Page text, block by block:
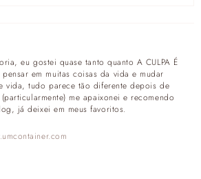
eu gostei quase tanto quanto A CULPA É
pensar em muitas coisas da vida e mudar
vida, tudo parece tão diferente depois de
me apaixonei e recomendo
já deixei em meus favoritos.